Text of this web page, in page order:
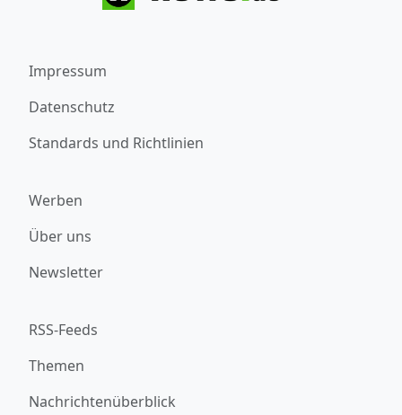
Impressum
Datenschutz
Standards und Richtlinien
Werben
Über uns
Newsletter
RSS-Feeds
Themen
Nachrichtenüberblick